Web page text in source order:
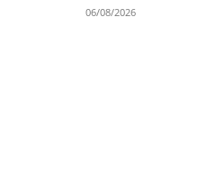
06/08/2026